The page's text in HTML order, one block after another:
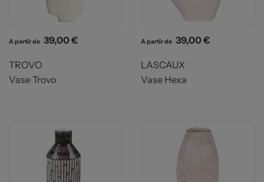
A partir de Prix
39,00 €
TROVO
Vase Trovo
A partir de Prix
39,00 €
LASCAUX
Vase Hexa